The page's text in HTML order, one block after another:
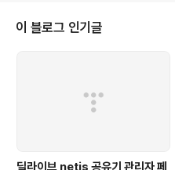
이 블로그 인기글
딜라이브 netis 공유기 관리자 페